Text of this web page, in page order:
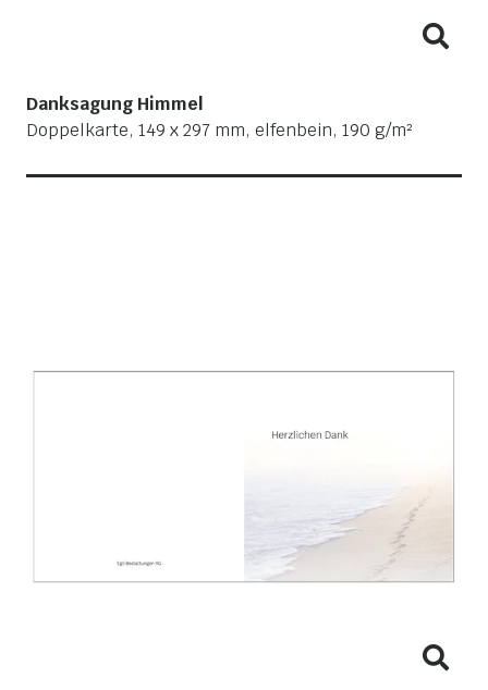
Danksagung Himmel
Doppelkarte, 149 x 297 mm, elfenbein, 190 g/m²